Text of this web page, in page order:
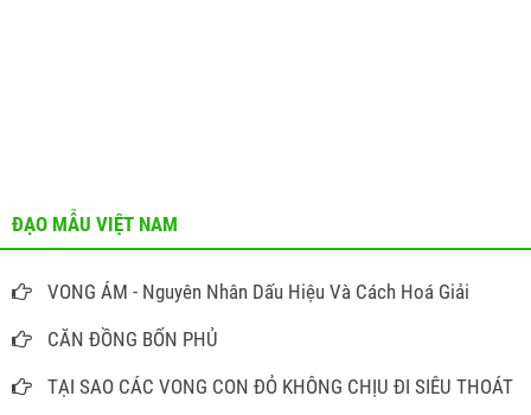
ĐẠO MẪU VIỆT NAM
VONG ÁM - Nguyên Nhân Dấu Hiệu Và Cách Hoá Giải
CĂN ĐỒNG BỐN PHỦ
TẠI SAO CÁC VONG CON ĐỎ KHÔNG CHỊU ĐI SIÊU THOÁT